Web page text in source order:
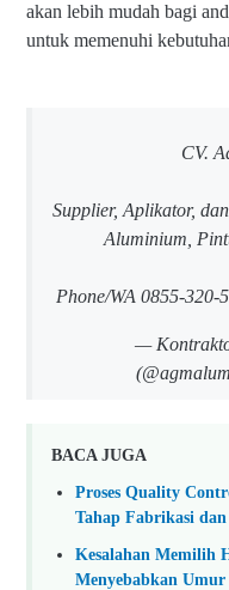
akan lebih mudah bagi
untuk memenuhi
CV.
Supplier, Aplikator,
Aluminium,
Phone/WA 0855-320-
—
BACA JUGA
Proses Quality
Tahap Fabrikasi
Kesalahan Memilih
Menyebabkan